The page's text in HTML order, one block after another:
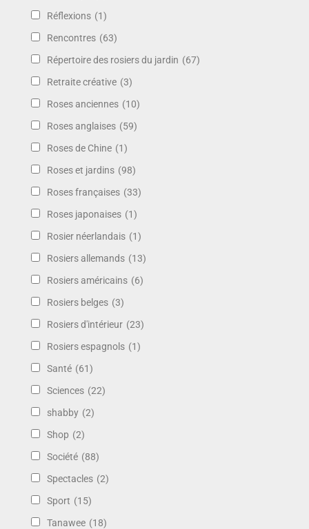
Réflexions (1)
Rencontres (63)
Répertoire des rosiers du jardin (67)
Retraite créative (3)
Roses anciennes (10)
Roses anglaises (59)
Roses de Chine (1)
Roses et jardins (98)
Roses françaises (33)
Roses japonaises (1)
Rosier néerlandais (1)
Rosiers allemands (13)
Rosiers américains (6)
Rosiers belges (3)
Rosiers d'intérieur (23)
Rosiers espagnols (1)
Santé (61)
Sciences (22)
shabby (2)
Shop (2)
Société (88)
Spectacles (2)
Sport (15)
Tanawee (18)